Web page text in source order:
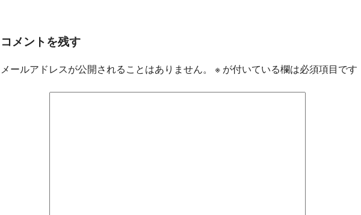
コメントを残す
メールアドレスが公開されることはありません。
※ が付いている欄は必須項目です